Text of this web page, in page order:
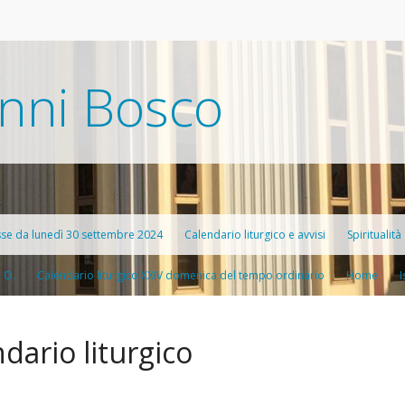
Bosco
da lunedì 30 settembre 2024 Calendario liturgico e avvisi Spiritualità
Catechesi
Calendario liturgico XXIV domenica del tempo ordinario Home
liturgico